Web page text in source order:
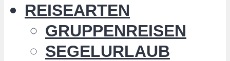
REISEARTEN
GRUPPENREISEN
SEGELURLAUB